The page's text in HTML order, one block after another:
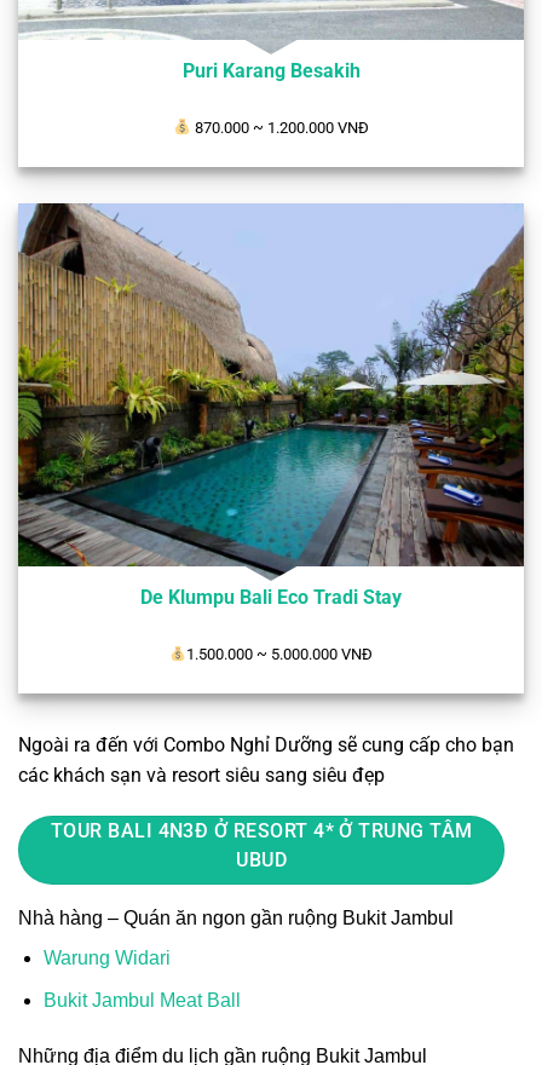
Puri Karang Besakih
870.000~ 1.200.000 VNĐ
De Klumpu Bali Eco Tradi Stay
1.500.000 ~ 5.000.000 VNĐ
Ngoài ra đến với Combo Nghỉ Dưỡng sẽ cung cấp cho bạn
các khách sạn và resort siêu sang siêu đẹp
TOUR BALI 4N3Đ Ở RESORT 4* Ở TRUNG TÂM
UBUD
Nhà hàng – Quán ăn ngon gần ruộng Bukit Jambul
Warung Widari
Bukit Jambul Meat Ball
Những địa điểm du lịch gần ruộng Bukit Jambul